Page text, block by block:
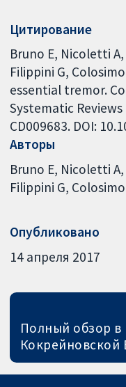
Цитирование
Bruno E, Nicoletti
Filippini G,
essential tremor.
Systematic Reviews
CD009683. DOI:
Авторы
Bruno E Nicoletti A
Filippini G Colosimo
Опубликовано
14 апреля 2017
Полный обзор в
Кокрейновской